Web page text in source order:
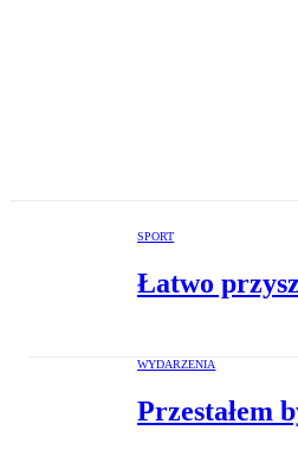
SPORT
Łatwo
WYDARZENIA
Przestałem